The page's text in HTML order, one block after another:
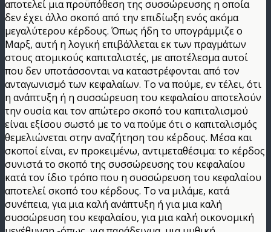
αποτελεί μια προϋπόθεση της συσσώρευσης η οποία
δεν έχει άλλο σκοπό από την επιδίωξη ενός ακόμα
μεγαλύτερου κέρδους. Όπως ήδη το υπογράμμιζε ο
Μαρξ, αυτή η λογική επιβάλλεται εκ των πραγμάτων
στους ατομικούς καπιταλιστές, με αποτέλεσμα αυτοί
που δεν υποτάσσονται να καταστρέφονται από τον
ανταγωνισμό των κεφαλαίων. Το να πούμε, εν τέλει, ότι
η ανάπτυξη ή η συσσώρευση του κεφαλαίου αποτελούν
την ουσία και τον απώτερο σκοπό του καπιταλισμού
είναι εξίσου σωστό με το να πούμε ότι ο καπιταλισμός
θεμελιώνεται στην αναζήτηση του κέρδους. Μέσα και
σκοποί είναι, εν προκειμένω, αντιμεταθέσιμα: το κέρδος
συνιστά το σκοπό της συσσώρευσης του κεφαλαίου
κατά τον ίδιο τρόπο που η συσσώρευση του κεφαλαίου
αποτελεί σκοπό του κέρδους. Το να μιλάμε, κατά
συνέπεια, για μια καλή ανάπτυξη ή για μια καλή
συσσώρευση του κεφαλαίου, για μια καλή οικονομική